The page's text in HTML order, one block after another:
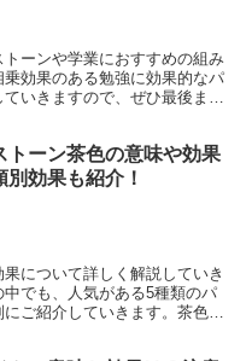
ーンや学業におすすめの組み
効果のある勉強に効果的なパ
いきますので、ぜひ最後まで
トーン茶色の意味や効果
別効果も紹介！
について詳しく解説していき
でも、人気がある5種類のパ
ご紹介していきます。茶色の